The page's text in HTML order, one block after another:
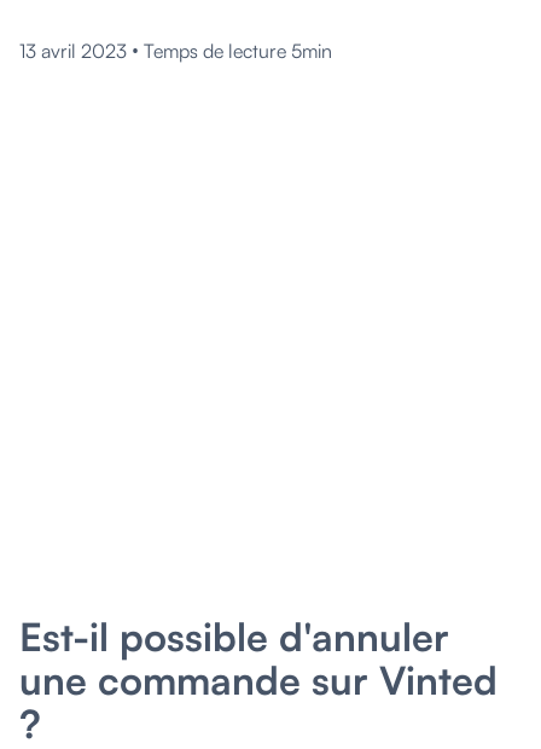
13 avril 2023 • Temps de lecture 5min
Est-il possible d'annuler
une commande sur Vinted
?